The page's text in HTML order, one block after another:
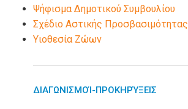
Ψήφισμα Δημοτικού Συμβουλίου
Σχέδιο Αστικής Προσβασιμότητας
Υιοθεσία Ζώων
ΔΙΑΓΩΝΙΣΜΟΊ-ΠΡΟΚΗΡΎΞΕΙΣ